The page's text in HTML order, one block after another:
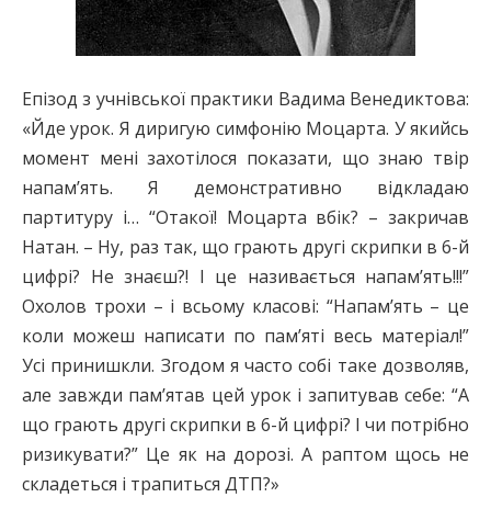
Епізод з учнівської практики Вадима Венедиктова:
«Йде урок. Я диригую симфонію Моцарта. У якийсь
момент мені захотілося показати, що знаю твір
напам’ять. Я демонстративно відкладаю
партитуру і… “Отакої! Моцарта вбік? – закричав
Натан. – Ну, раз так, що грають другі скрипки в 6-й
цифрі? Не знаєш?! І це називається напам’ять!!!”
Охолов трохи – і всьому класові: “Напам’ять – це
коли можеш написати по пам’яті весь матеріал!”
Усі принишкли. Згодом я часто собі таке дозволяв,
але завжди пам’ятав цей урок і запитував себе: “А
що грають другі скрипки в 6-й цифрі? І чи потрібно
ризикувати?” Це як на дорозі. А раптом щось не
складеться і трапиться ДТП?»